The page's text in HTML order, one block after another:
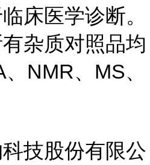
床医学诊断。
杂质对照品均
NMR、MS、
技股份有限公